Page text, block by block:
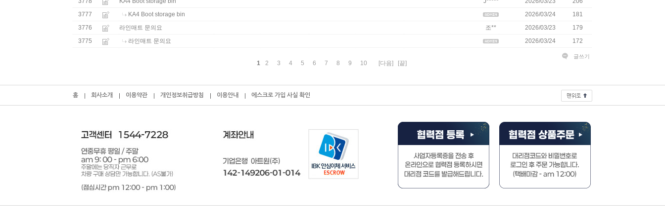
3777
KA4 Boot storage bin 2026/03/24
181
3776
라인매트 문의요 조** 2026/03/23
179
3775
라인매트 문의요 2026/03/24 172
글쓰기
1 2 3 4 5 6 7 8 9 10 [다음] [끝]
홈 회사소개 이용약관 개인정보취급방침 이용안내 에스크로 가입 사실 확인